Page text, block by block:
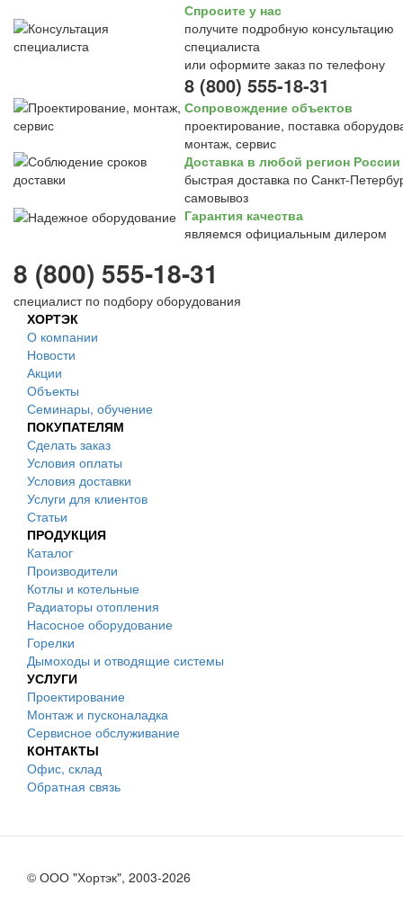
Спросите у нас
получите подробную консультацию
специалиста
или оформите заказ по телефону
8 (800) 555-18-31
Сопровождение объектов
проектирование, поставка
монтаж, сервис
Доставка в любой регион России
быстрая доставка по Санкт-
самовывоз
Гарантия качества
являемся официальным дилером
8 (800) 555-18-31
специалист по подбору оборудования
ХОРТЭК
О компании
Новости
Акции
Объекты
Семинары, обучение
ПОКУПАТЕЛЯМ
Сделать заказ
Условия оплаты
Условия доставки
Услуги для клиентов
Статьи
ПРОДУКЦИЯ
Каталог
Производители
Котлы и котельные
Радиаторы отопления
Насосное оборудование
Горелки
Дымоходы и отводящие системы
УСЛУГИ
Проектирование
Монтаж и пусконаладка
Сервисное обслуживание
КОНТАКТЫ
Офис, склад
Обратная связь
© ООО "Хортэк", 2003-2026